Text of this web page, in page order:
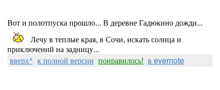
Вот и полотпуска прошло... В деревне Гадюкино дожди...
Лечу в теплые края, в Сочи, искать солнца и
приключений на задницу...
вверх^ к полной версии понравилось! в evernote